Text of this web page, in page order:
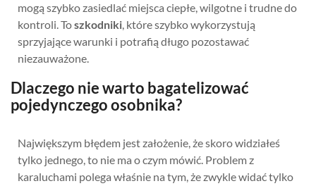
mogą szybko zasiedlać miejsca ciepłe, wilgotne i trudne do
kontroli. Toszkodniki, które szybko wykorzystują
sprzyjające warunki i potrafią długo pozostawać
niezauważone.
Dlaczego nie warto bagatelizować
pojedynczego osobnika?
Największym błędem jest założenie, że skoro widziałeś
tylko jednego, to nie ma o czym mówić. Problem z
karaluchami polega właśnie na tym, że zwykle widać tylko